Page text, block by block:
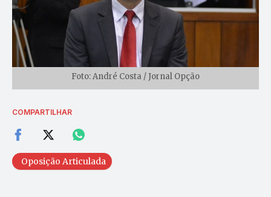
Foto: André Costa / Jornal Opção
COMPARTILHAR
Oposição Articulada